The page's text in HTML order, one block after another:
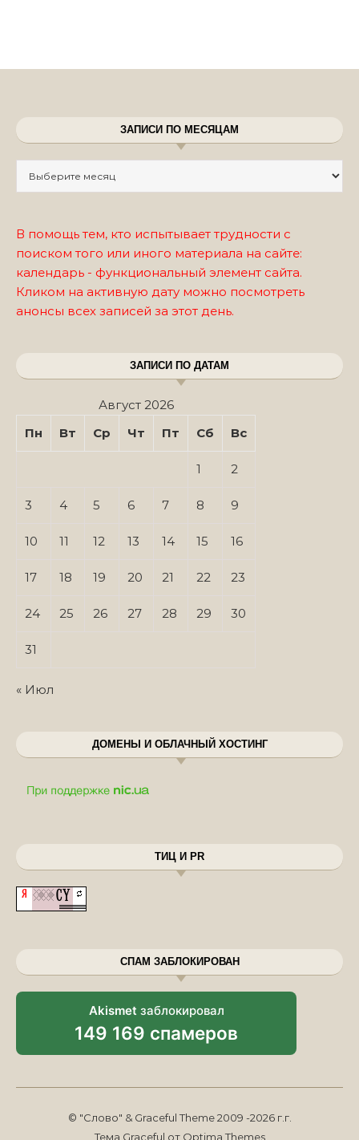
ЗАПИСИ ПО МЕСЯЦАМ
В помощь тем, кто испытывает трудности с
поиском того или иного материала на сайте:
календарь - функциональный элемент сайта.
Кликом на активную дату можно посмотреть
анонсы всех записей за этот день.
ЗАПИСИ ПО ДАТАМ
Август 2026
Пн
Вт Ср Чт Пт Сб Вс
1 2
3 4 5 6 7 8 9
10 11 12 13 14 15 16
17 18 19 20 21 22 23
24 25 26 27 28 29 30
31
« Июл
ДОМЕНЫ И ОБЛАЧНЫЙ ХОСТИНГ
ТИЦ И PR
СПАМ ЗАБЛОКИРОВАН
Akismet заблокировал
149 169 спамеров
© "Слово" & Graceful Theme 2009 -2026 г.г.
Тема Graceful от Optima Themes